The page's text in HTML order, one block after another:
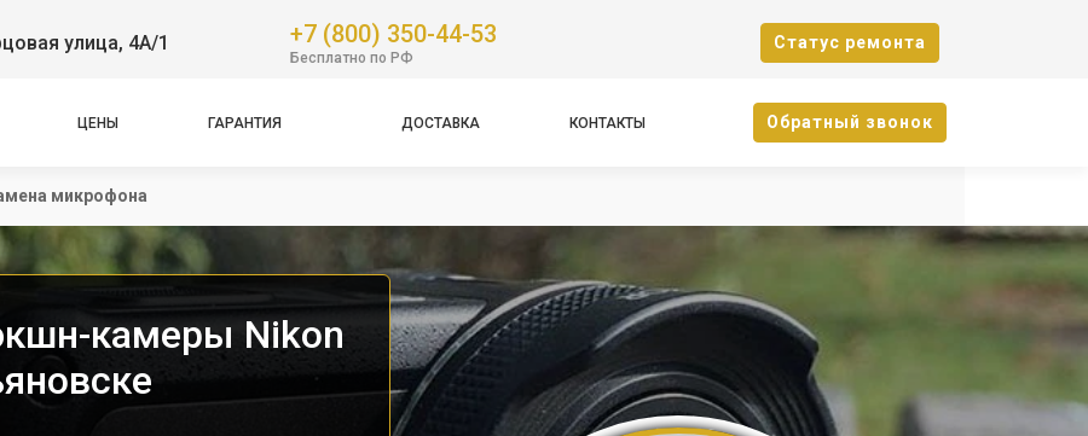
улица, 4А/1 +7 (800) 350-44-53
Бесплатно по РФ
Cтатус ремонта
ЦЕНЫ ГАРАНТИЯ ДОСТАВКА КОНТАКТЫ Oбратный звонок
микрофона
камеры Nikon